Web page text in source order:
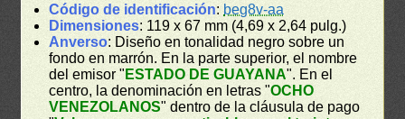
Código de identificación: beg8v-aa
Dimensiones: 119 x 67 mm (4,69 x 2,64 pulg.)
Anverso: Diseño en tonalidad negro sobre un
fondo en marrón. En la parte superior, el nombre
del emisor " ESTADO DE GUAYANA". En el
centro, la denominación en letras "OCHO
VENEZOLANOS" dentro de la cláusula de pago